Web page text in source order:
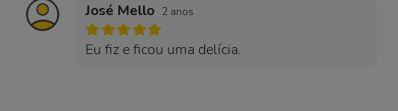
José Mello 2 anos
Eu fiz e ficou uma delícia.